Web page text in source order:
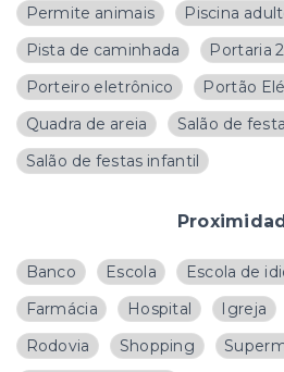
Permite animais
Piscina
Pista de caminhada
Portaria
Porteiro eletrônico
Portão
Quadra de areia
Salão de
Salão de festas infantil
Banco Escola Escola de
Farmácia
Hospital Igreja
Rodovia
Shopping